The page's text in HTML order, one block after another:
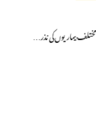
بیماریوں کی نذر…